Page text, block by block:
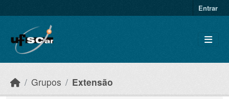
Entrar
Grupos Extensão